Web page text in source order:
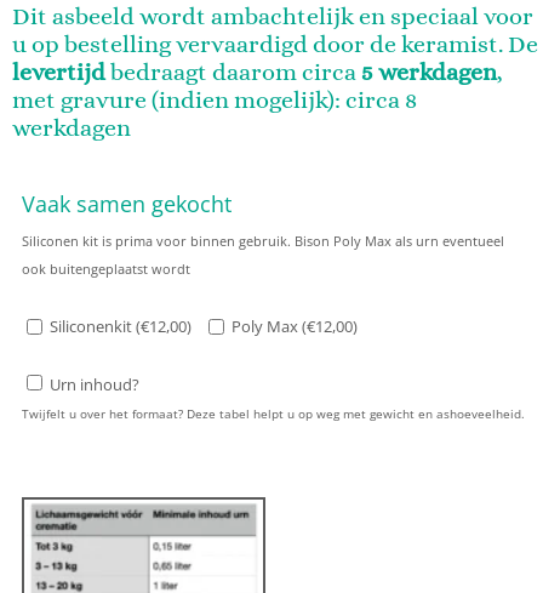
Dit asbeeld wordt ambachtelijk en speciaal voor
u op bestelling vervaardigd door de keramist. De
levertijdbedraagt daarom circa5 werkdagen,
met gravure (indien mogelijk): circa 8
werkdagen
Vaak samen gekocht
Siliconen kit is prima voor binnen gebruik. Bison Poly Max als urn eventueel
ook buitengeplaatst wordt
Siliconenkit (€12,00) Poly Max (€12,00)
Urn inhoud?
Twijfelt u over het formaat? Deze tabel helpt u op weg met gewicht en ashoeveelheid.